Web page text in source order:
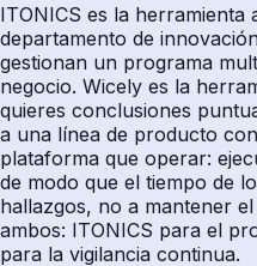
ITONICS es la herramienta
departamento de
gestionan un programa
negocio. Wicely es la
quieres conclusiones
a una línea de producto
plataforma que operar:
de modo que el tiempo de
hallazgos, no a mantener
ambos: ITONICS para el
para la vigilancia continua.